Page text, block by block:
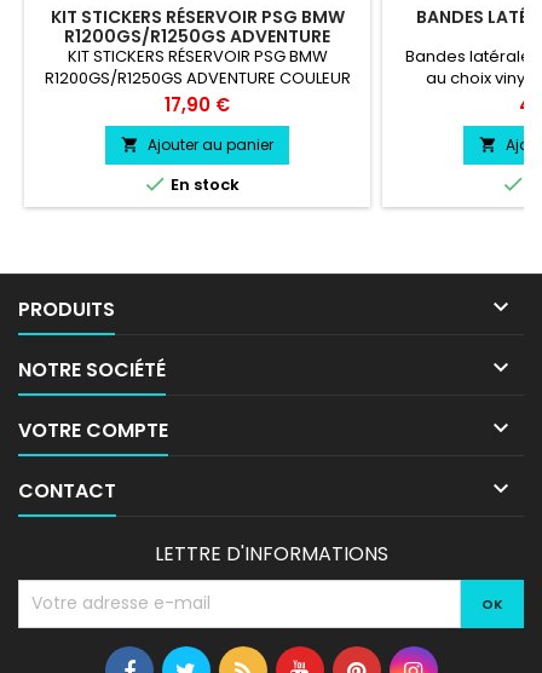
KIT STICKERS RÉSERVOIR PSG BMW
R1200GS/R1250GS ADVENTURE
KIT STICKERS RÉSERVOIR PSG BMW
R1200GS/R1250GS ADVENTURE COULEUR
AU CHOIX vinyle professionnel très
résistant résiste a l'eau, essence,
chaleur, froid.
Prix
17,90 €
 Ajouter au panier
 En stock
BANDES
Bandes
au choix


PRODUITS 
NOTRE SOCIÉTÉ 
VOTRE COMPTE 
CONTACT 
LETTRE D'INFORMATIONS